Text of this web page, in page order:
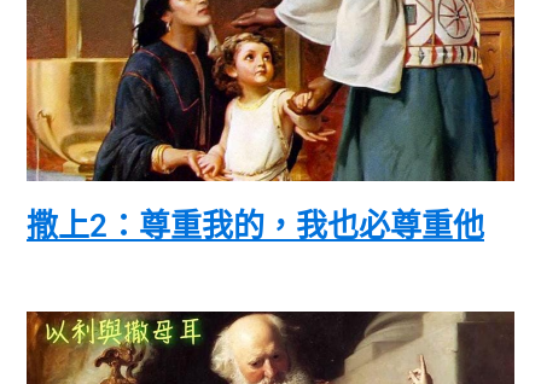
撒上2：尊重我的，我也必尊重他